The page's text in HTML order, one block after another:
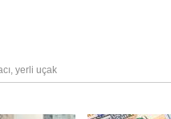
, yerli uçak